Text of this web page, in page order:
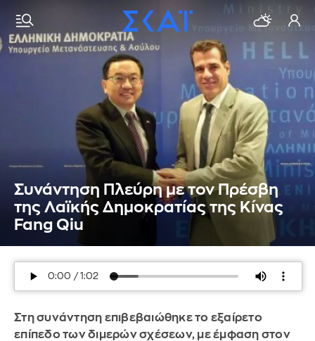
Συνάντηση Πλεύρη με τον Πρέσβη
της Λαϊκής Δημοκρατίας της Κίνας
Fang Qiu
Στη συνάντηση επιβεβαιώθηκε το εξαίρετο
επίπεδο των διμερών σχέσεων, με έμφαση στον